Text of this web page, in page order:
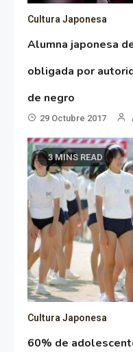
Cultura Japonesa
Alumna japonesa
obligada por
de negro
29 Octubre 2017
3 MINS READ
Cultura Japonesa
60% de